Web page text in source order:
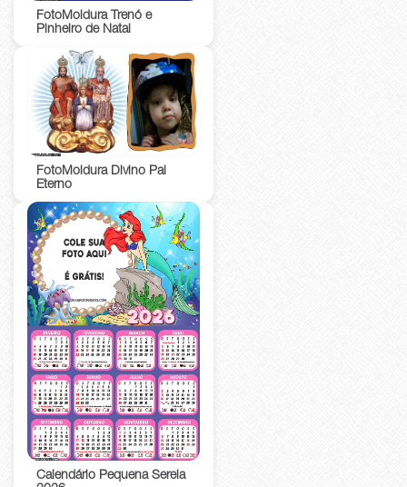
FotoMoldura Trenó e
Pinheiro de Natal
FotoMoldura Divino Pai
Eterno
Calendário Pequena Sereia